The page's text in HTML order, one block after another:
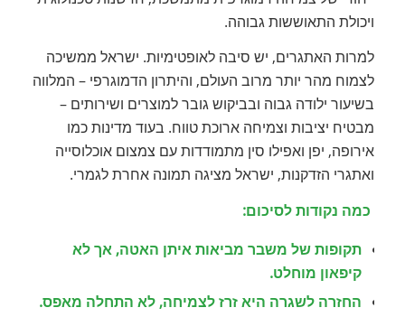
ויכולת התאוששות גבוהה.
למרות האתגרים, יש סיבה לאופטימיות. ישראל ממשיכה
לצמוח מהר יותר מרוב העולם, והיתרון הדמוגרפי – המלווה
בשיעור ילודה גבוה ובביקוש גובר למוצרים ושירותים –
מבטיח יציבות וצמיחה ארוכת טווח. בעוד מדינות כמו
אירופה, יפן ואפילו סין מתמודדות עם צמצום אוכלוסייה
ואתגרי הזדקנות, ישראל מציגה תמונה אחרת לגמרי.
כמה נקודות לסיכום:
תקופות של משבר מביאות איתן האטה, אך לא
קיפאון מוחלט.
החזרה לשגרה היא זרז לצמיחה, לא התחלה מאפס.